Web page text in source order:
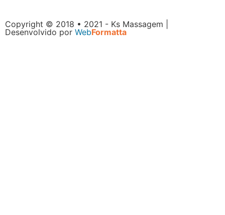
Copyright © 2018 • 2021 - Ks Massagem |
Desenvolvido por WebFormatta